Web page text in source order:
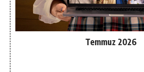
Temmuz 2026